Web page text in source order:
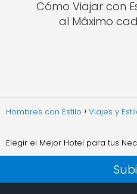
Cómo Viajar con
al Máximo
Hombres con Estilo Viajes y
Elegir el Mejor Hotel para tus